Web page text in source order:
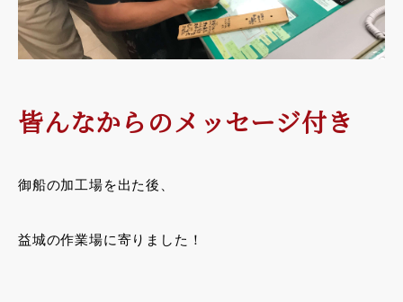
皆んなからのメッセージ付き
御船の加工場を出た後、
益城の作業場に寄りました！